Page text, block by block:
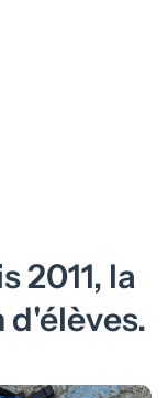
2011, la
d'élèves.